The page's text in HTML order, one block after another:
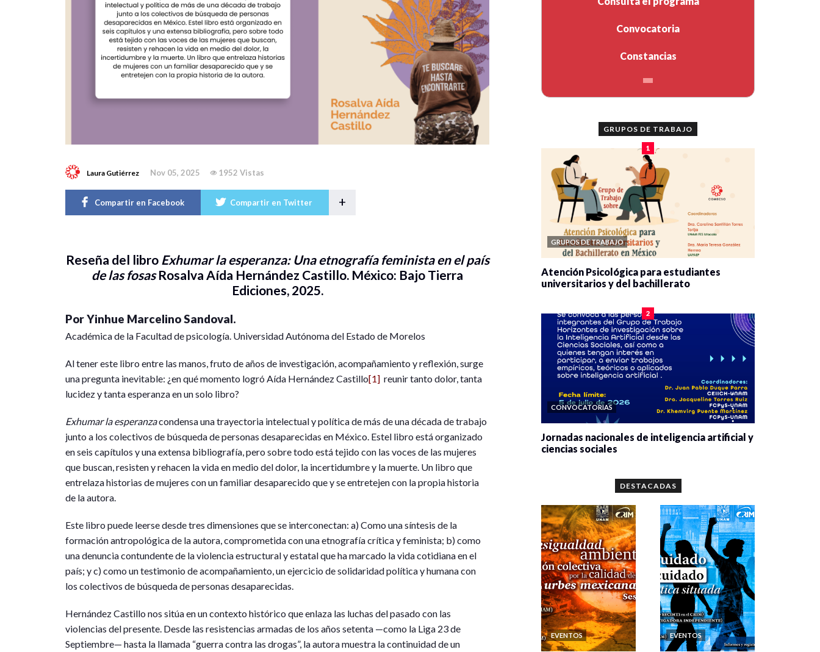
Laura Gutiérrez Nov 05, 2025 1952 Vistas
Compartir en Facebook Compartir en Twitter +
Reseña del libro Exhumar la esperanza: Una etnografía feminista en el país
de las fosasRosalva Aída Hernández Castillo. México: Bajo Tierra
Ediciones, 2025.
Por Yinhue Marcelino Sandoval.
Académica de la Facultad de psicología. Universidad Autónoma del Estado de Morelos
Al tener este libro entre las manos, fruto de años de investigación, acompañamiento y reflexión, surge
una pregunta inevitable: ¿en qué momento logró Aída Hernández Castillo[1] reunir tanto dolor, tanta
lucidez y tanta esperanza en un solo libro?
Exhumar la esperanzacondensa una trayectoria intelectual y política de más de una década de trabajo
junto a los colectivos de búsqueda de personas desaparecidas en México. Estel libro está organizado
en seis capítulos y una extensa bibliografía, pero sobre todo está tejido con las voces de las mujeres
que buscan, resisten y rehacen la vida en medio del dolor, la incertidumbre y la muerte. Un libro que
entrelaza historias de mujeres con un familiar desaparecido que y se entretejen con la propia historia
de la autora.
Este libro puede leerse desde tres dimensiones que se interconectan: a) Como una síntesis de la
formación antropológica de la autora, comprometida con una etnografía crítica y feminista; b) como
una denuncia contundente de la violencia estructural y estatal que ha marcado la vida cotidiana en el
país; y c) como un testimonio de acompañamiento, un ejercicio de solidaridad política y humana con
los colectivos de búsqueda de personas desaparecidas.
Hernández Castillo nos sitúa en un contexto histórico que enlaza las luchas del pasado con las
violencias del presente. Desde las resistencias armadas de los años setenta —como la Liga 23 de
Septiembre— hasta la llamada “guerra contra las drogas”, la autora muestra la continuidad de un
Convocatoria
Constancias
GRUPOS DE TRABAJO
1
GRUPOS DE TRABAJO
Atención Psicológica para estudiantes
universitarios y del bachillerato
2
CONVOCATORIAS
Jornadas nacionales de inteligencia artificial y
ciencias sociales
DESTACADAS
EVENTOS EVENTOS